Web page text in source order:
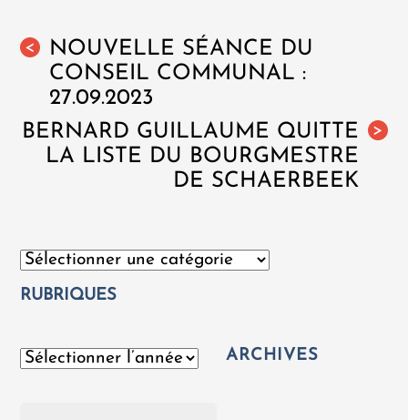
<
NOUVELLE SÉANCE DU
CONSEIL COMMUNAL :
27.09.2023
>
BERNARD GUILLAUME QUITTE
LA LISTE DU BOURGMESTRE
DE SCHAERBEEK
Catégories
RUBRIQUES
Archives ARCHIVES